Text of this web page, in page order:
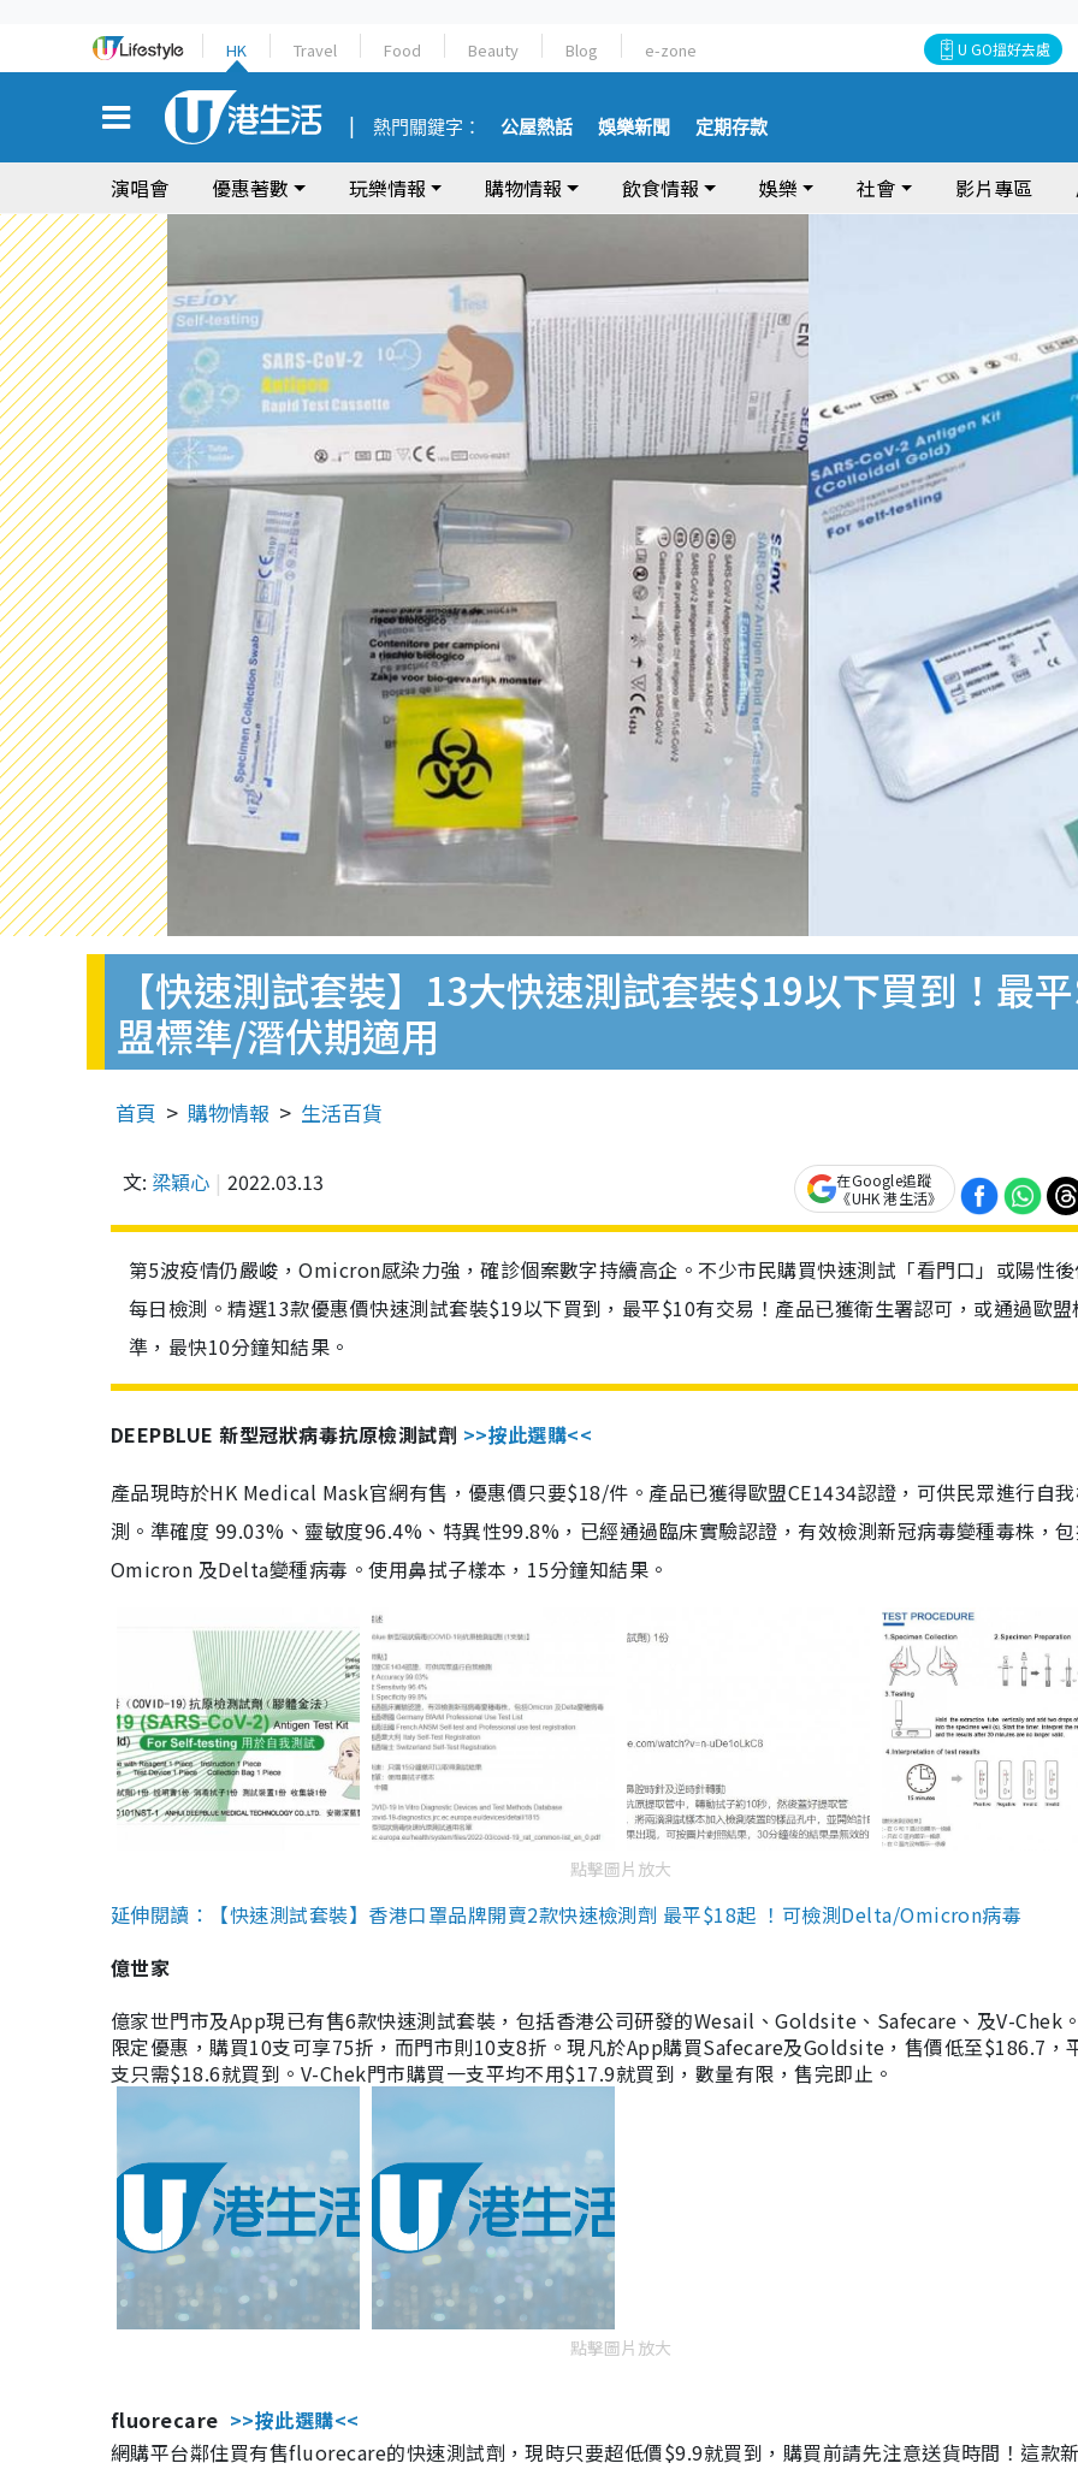
HK Travel Food Beauty Blog e-zone U GO搵好去處
熱門關鍵字： 公屋熱話 娛樂新聞 定期存款
演唱會 優惠著數 玩樂情報 購物情報 飲食情報 娛樂 社會 影片專區
【快速測試套裝】13大快速測試套裝$19以下買到！最
盟標準/潛伏期適用
首頁 購物情報 生活百貨
文: 梁穎心 2022.03.13
在Google追蹤
《UHK 港生活》
第5波疫情仍嚴峻，Omicron感染力強，確診個案數字持續高企。不少市民購買快速測試「看門口」或陽性
每日檢測。精選13款優惠價快速測試套裝$19以下買到，最平$10有交易！產品已獲衛生署認可，或通過歐盟
準，最快10分鐘知結果。
DEEPBLUE 新型冠狀病毒抗原檢測試劑 >>按此選購<<
產品現時於HK Medical Mask官網有售，優惠價只要$18/件。產品已獲得歐盟CE1434認證，可供民眾進行自
測。準確度 99.03%、靈敏度96.4%、特異性99.8%，已經通過臨床實驗認證，有效檢測新冠病毒變種毒株，
Omicron 及Delta變種病毒。使用鼻拭子樣本，15分鐘知結果。
點擊圖片放大
延伸閱讀：【快速測試套裝】香港口罩品牌開賣2款快速檢測劑 最平$18起 ！可檢測Delta/Omicron病毒
億世家
億家世門市及App現已有售6款快速測試套裝，包括香港公司研發的Wesail、Goldsite、Safecare、及V-Chek
限定優惠，購買10支可享75折，而門市則10支8折。現凡於App購買Safecare及Goldsite，售價低至$186.7，
支只需$18.6就買到。V-Chek門市購買一支平均不用$17.9就買到，數量有限，售完即止。
點擊圖片放大
fluorecare >>按此選購<<
網購平台鄰住買有售fluorecare的快速測試劑，現時只要超低價$9.9就買到，購買前請先注意送貨時間！這款